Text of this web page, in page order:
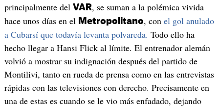
principalmente del VAR, se suman a la polémica vivida
hace unos días en el Metropolitano, con el gol anulado
a Cubarsí que todavía levanta polvareda. Todo ello ha
hecho llegar a Hansi Flick al límite. El entrenador alemán
volvió a mostrar su indignación después del partido de
Montilivi, tanto en rueda de prensa como en las entrevistas
rápidas con las televisiones con derecho. Precisamente en
una de estas es cuando se le vio más enfadado, dejando